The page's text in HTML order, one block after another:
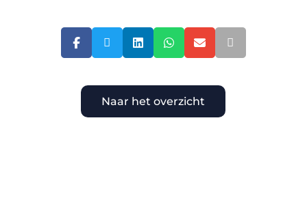
     
Naar het overzicht